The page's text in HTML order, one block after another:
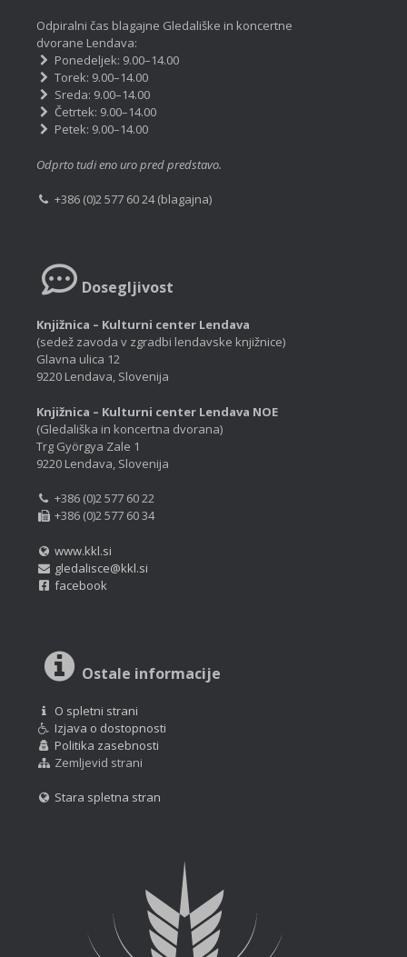
Odpiralni čas blagajne Gledališke in koncertne
dvorane Lendava:
Ponedeljek: 9.00–14.00
Torek: 9.00–14.00
Sreda: 9.00–14.00
Četrtek: 9.00–14.00
Petek: 9.00–14.00
Odprto tudi eno uro pred predstavo.
+386 (0)2 577 60 24 (blagajna)
Dosegljivost
Knjižnica – Kulturni center Lendava
(sedež zavoda v zgradbi lendavske knjižnice)
Glavna ulica 12
9220 Lendava, Slovenija
Knjižnica – Kulturni center Lendava NOE
(Gledališka in koncertna dvorana)
Trg Györgya Zale 1
9220 Lendava, Slovenija
+386 (0)2 577 60 22
+386 (0)2 577 60 34
www.kkl.si
gledalisce@kkl.si
facebook
Ostale informacije
O spletni strani
Izjava o dostopnosti
Politika zasebnosti
Zemljevid strani
Stara spletna stran